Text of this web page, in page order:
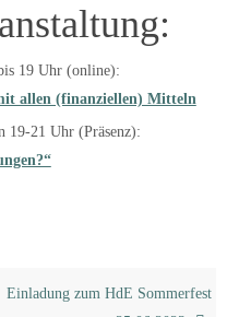
19 Uhr (online):
allen (finanziellen) Mitteln
19-21 Uhr (Präsenz):
Einladung zum HdE Sommerfest